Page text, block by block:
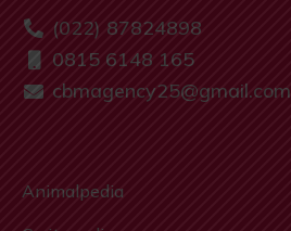
(022) 87824898
0815 6148 165
cbmagency25@gmail.com
Animalpedia